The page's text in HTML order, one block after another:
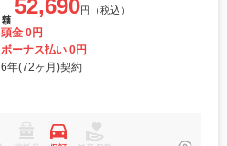
52,690円（税込）
頭金 0円
ボーナス払い 0円
6年(72ヶ月)契約